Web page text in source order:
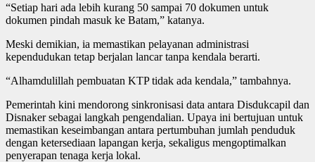
“Setiap hari ada lebih kurang 50 sampai 70 dokumen untuk
dokumen pindah masuk ke Batam,” katanya.
Meski demikian, ia memastikan pelayanan administrasi
kependudukan tetap berjalan lancar tanpa kendala berarti.
“Alhamdulillah pembuatan KTP tidak ada kendala,” tambahnya.
Pemerintah kini mendorong sinkronisasi data antara Disdukcapil dan
Disnaker sebagai langkah pengendalian. Upaya ini bertujuan untuk
memastikan keseimbangan antara pertumbuhan jumlah penduduk
dengan ketersediaan lapangan kerja, sekaligus mengoptimalkan
penyerapan tenaga kerja lokal.